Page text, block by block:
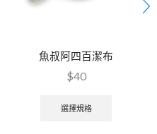
魚叔阿四百潔布
$40
選擇規格